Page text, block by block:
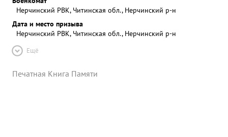
Нерчинский РВК, Читинская обл., Нерчинский р-н
Дата и место призыва
Нерчинский РВК, Читинская обл., Нерчинский р-н
Ещё
Печатная Книга Памяти